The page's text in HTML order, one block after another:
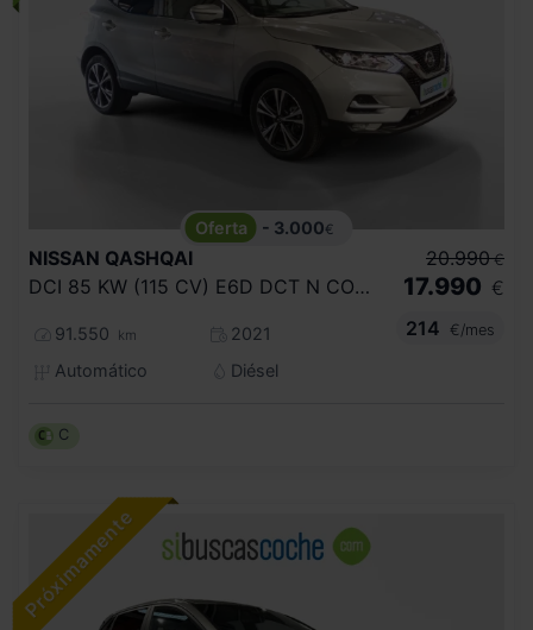
- 3.000€
NISSAN QASHQAI
DCI 85 KW (115 CV) E6D DCT N CONNECTA
91.550 km
2021
Automático
Diésel
20.990 €
17.990 €
214
€/mes
C